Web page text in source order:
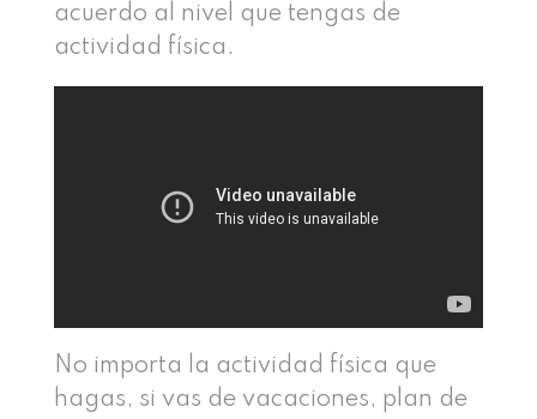
acuerdo al nivel que tengas de
actividad física.
No importa la actividad física que
hagas, si vas de vacaciones, plan de